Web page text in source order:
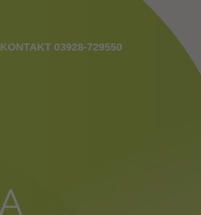
KONTAKT 03928-729550